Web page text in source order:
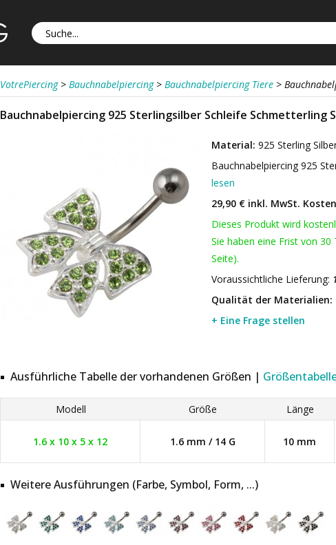
VotrePiercing > Bauchnabelpiercing > Bauchnabelpiercing Tiere >
Bauchnabelpiercing 925 Sterlingsilber Schleife Schmetterling
Material: 925 Sterling
Bauchnabelpiercing 925
lesen
29,90 € inkl. MwSt.
Dieses Produkt wird
Sie haben eine Frist von
Seite).
Voraussichtliche Lieferung:
Qualität der Materialien:
+ Eine Frage stellen
Ausführliche Tabelle der vorhandenen Größen |
Modell Größe Länge
1.6 x 10 x 5 x 12 1.6 mm / 14 G 10 mm
Weitere Ausführungen (Farbe, Symbol, Form, ...)